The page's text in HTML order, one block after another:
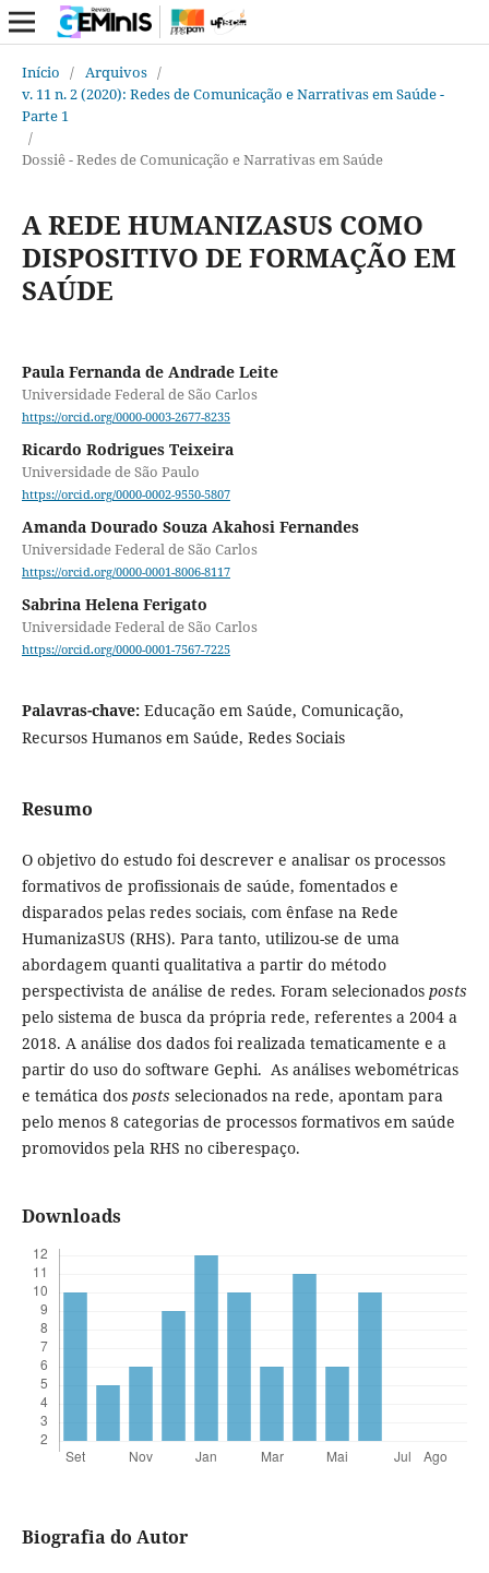
Início / Arquivos /
v. 11 n. 2 (2020): Redes de Comunicação e Narrativas em Saúde -
Parte 1
/
Dossiê - Redes de Comunicação e Narrativas em Saúde
A REDE HUMANIZASUS COMO
DISPOSITIVO DE FORMAÇÃO EM
SAÚDE
Paula Fernanda de Andrade Leite
Universidade Federal de São Carlos
https://orcid.org/0000-0003-2677-8235
Ricardo Rodrigues Teixeira
Universidade de São Paulo
https://orcid.org/0000-0002-9550-5807
Amanda Dourado Souza Akahosi Fernandes
Universidade Federal de São Carlos
https://orcid.org/0000-0001-8006-8117
Sabrina Helena Ferigato
Universidade Federal de São Carlos
https://orcid.org/0000-0001-7567-7225
Palavras-chave: Educação em Saúde, Comunicação,
Recursos Humanos em Saúde, Redes Sociais
Resumo
O objetivo do estudo foi descrever e analisar os processos
formativos de profissionais de saúde, fomentados e
disparados pelas redes sociais, com ênfase na Rede
HumanizaSUS (RHS). Para tanto, utilizou-se de uma
abordagem quanti qualitativa a partir do método
perspectivista de análise de redes. Foram selecionados posts
pelo sistema de busca da própria rede, referentes a 2004 a
2018. A análise dos dados foi realizada tematicamente e a
partir do uso do software Gephi. As análises webométricas
e temática dos posts selecionados na rede, apontam para
pelo menos 8 categorias de processos formativos em saúde
promovidos pela RHS no ciberespaço.
Downloads
Biografia do Autor